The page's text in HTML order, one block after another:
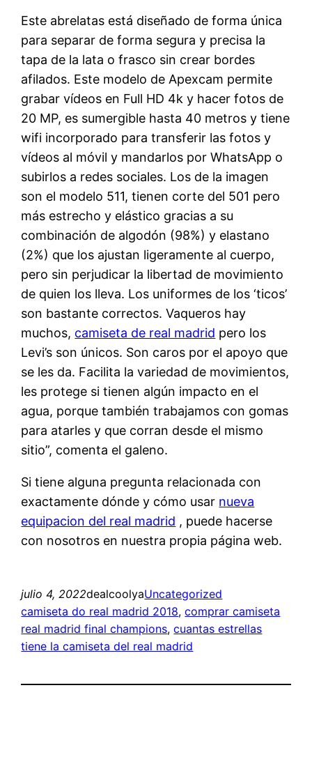
Este abrelatas está diseñado de forma única
para separar de forma segura y precisa la
tapa de la lata o frasco sin crear bordes
afilados. Este modelo de Apexcam permite
grabar vídeos en Full HD 4k y hacer fotos de
20 MP, es sumergible hasta 40 metros y tiene
wifi incorporado para transferir las fotos y
vídeos al móvil y mandarlos por WhatsApp o
subirlos a redes sociales. Los de la imagen
son el modelo 511, tienen corte del 501 pero
más estrecho y elástico gracias a su
combinación de algodón (98%) y elastano
(2%) que los ajustan ligeramente al cuerpo,
pero sin perjudicar la libertad de movimiento
de quien los lleva. Los uniformes de los ‘ticos’
son bastante correctos. Vaqueros hay
muchos, camiseta de real madrid pero los
Levi’s son únicos. Son caros por el apoyo que
se les da. Facilita la variedad de movimientos,
les protege si tienen algún impacto en el
agua, porque también trabajamos con gomas
para atarles y que corran desde el mismo
sitio”, comenta el galeno.
Si tiene alguna pregunta relacionada con
exactamente dónde y cómo usar nueva
equipacion del real madrid , puede hacerse
con nosotros en nuestra propia página web.
julio 4, 2022dealcoolyaUncategorized
camiseta do real madrid 2018, comprar camiseta
real madrid final champions, cuantas estrellas
tiene la camiseta del real madrid